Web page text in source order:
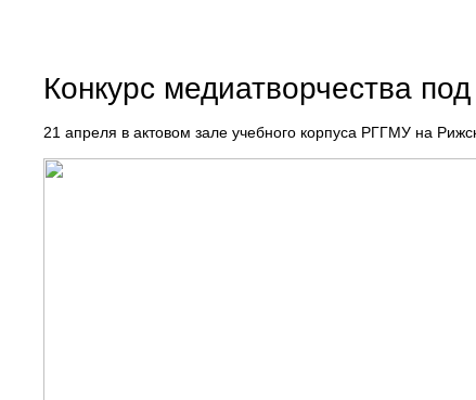
Конкурс медиатворчества
21 апреля в актовом зале учебного корпуса РГГМУ на